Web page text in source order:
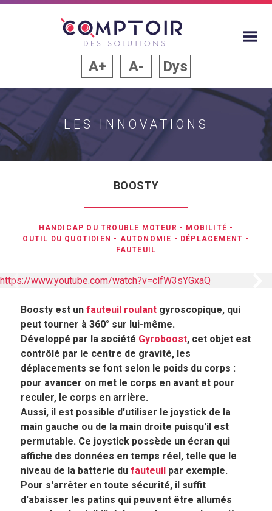
A+ A- Dys
LES INNOVATIONS
BOOSTY
HANDICAP OU TROUBLE MOTEUR - MOBILITÉ -
OUTIL DU QUOTIDIEN - AUTONOMIE - DÉPLACEMENT -
FAUTEUIL
Panneau précédent
https://www.youtube.com/watch?v=clfW3sYGxaQ
Boosty est un fauteuil roulant gyroscopique, qui
peut tourner à 360° sur lui-même.
Développé par la société Gyroboost, cet objet est
contrôlé par le centre de gravité, les
déplacements se font selon le poids du corps :
pour avancer on met le corps en avant et pour
reculer, le corps en arrière.
Aussi, il est possible d'utiliser le joystick de la
main gauche ou de la main droite puisqu'il est
permutable. Ce joystick possède un écran qui
affiche des données en temps réel, telle que le
niveau de la batterie du fauteuil par exemple.
Pour s'arrêter en toute sécurité, il suffit
d'abaisser les patins qui peuvent être allumés